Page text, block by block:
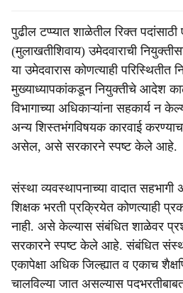
पुढील टप्प्यात शाळेतील रिक्त
(मुलाखतीशिवाय) उमेदवाराची
या उमेदवारास कोणत्याही परिस्थितीत
मुख्याध्यापकांकडून नियुक्तीचे आदेश
विभागाच्या अधिकाऱ्यांना सहकार्य न
अन्य शिस्तभंगविषयक कारवाई
असेल, असे सरकारने स्पष्ट केले आहे.
संस्था व्यवस्थापनाच्या वादात सहभागी
शिक्षक भरती प्रक्रियेत कोणत्याही
नाही. असे केल्यास संबंधित शाळेवर
सरकारने स्पष्ट केले आहे. संबंधित संस्था
एकापेक्षा अधिक जिल्ह्यात व एकाच
चालविल्या जात असल्यास पदभरतीबाबत